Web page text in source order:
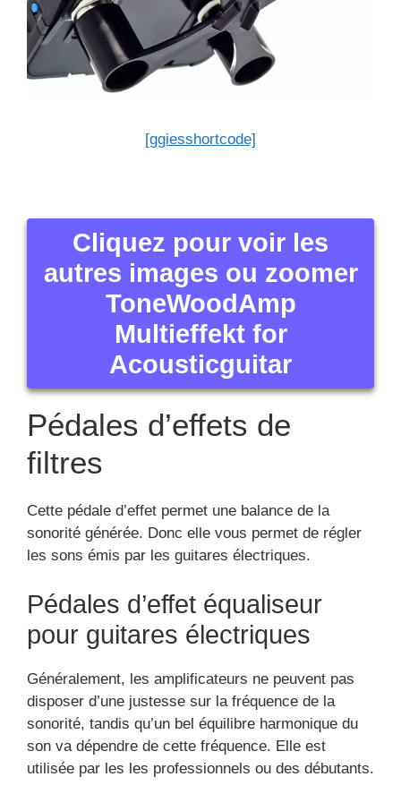
[ggiesshortcode]
Cliquez pour voir les
autres images ou zoomer
ToneWoodAmp
Multieffekt for
Acousticguitar
Pédales d’effets de
filtres
Cette pédale d’effet permet une balance de la
sonorité générée. Donc elle vous permet de régler
les sons émis par les guitares électriques.
Pédales d’effet équaliseur
pour guitares électriques
Généralement, les amplificateurs ne peuvent pas
disposer d’une justesse sur la fréquence de la
sonorité, tandis qu’un bel équilibre harmonique du
son va dépendre de cette fréquence. Elle est
utilisée par les les professionnels ou des débutants.